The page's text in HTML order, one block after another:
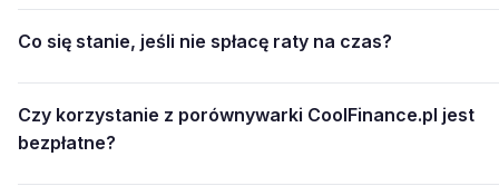
Co się stanie, jeśli nie spłacę raty na czas?
Czy korzystanie z porównywarki CoolFinance.pl jest
bezpłatne?